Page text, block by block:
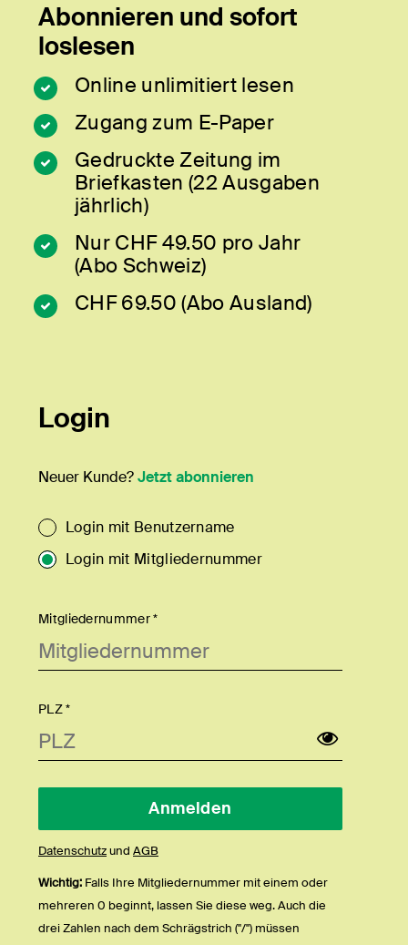
Abonnieren und sofort
loslesen
Online unlimitiert lesen
Zugang zum E-Paper
Gedruckte Zeitung im
Briefkasten (22 Ausgaben
jährlich)
Nur CHF 49.50 pro Jahr
(Abo Schweiz)
CHF 69.50 (Abo Ausland)
Login
Neuer Kunde?Jetzt abonnieren
Login mit Benutzername
Login mit Mitgliedernummer
Mitgliedernummer *
PLZ *
Datenschutzund AGB
Wichtig: Falls Ihre Mitgliedernummer mit einem oder
mehreren 0 beginnt, lassen Sie diese weg. Auch die
drei Zahlen nach dem Schrägstrich ("/") müssen